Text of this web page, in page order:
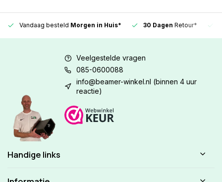
Vandaag besteld Morgen in Huis* 30 Dagen Retour*
Veelgestelde vragen
085-0600088
info@beamer-winkel.nl (binnen 4 uur
reactie)
Handige links